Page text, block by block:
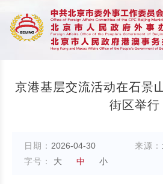
京港基层交流活动在石景
街区举行
日期： 2026-04-30 来源：
字号：
大 中 小